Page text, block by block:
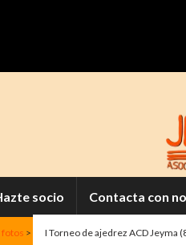
socio Contacta con
fotos > I Torneo de ajedrez ACD Jeyma